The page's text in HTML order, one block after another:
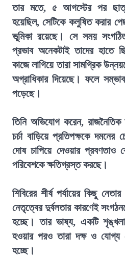
তার মতে, ৫ আগস্টের পর
হয়েছিল, সেটিকে কলুষিত করার
ভূমিকা রয়েছে। সে সময়
প্রভাব অনেকটাই তাদের হাতে
কাজে লাগিয়ে তারা সামগ্রিক
অগ্রাধিকার দিয়েছে। ফলে
পড়েছে।
তিনি অভিযোগ করেন,
চর্চা বাড়িয়ে প্রতিপক্ষকে দমনের
দোষ চাপিয়ে দেওয়ার প্রবণতাও
পরিবেশকে ক্ষতিগ্রস্ত করছে।
শিবিরের শীর্ষ পর্যায়ের কিছু
নেতৃত্বের দুর্বলতার কারণেই
হচ্ছে। তার ভাষ্য, একটি
হওয়ার পরও তারা দক্ষ ও যোগ্য
হচ্ছে।